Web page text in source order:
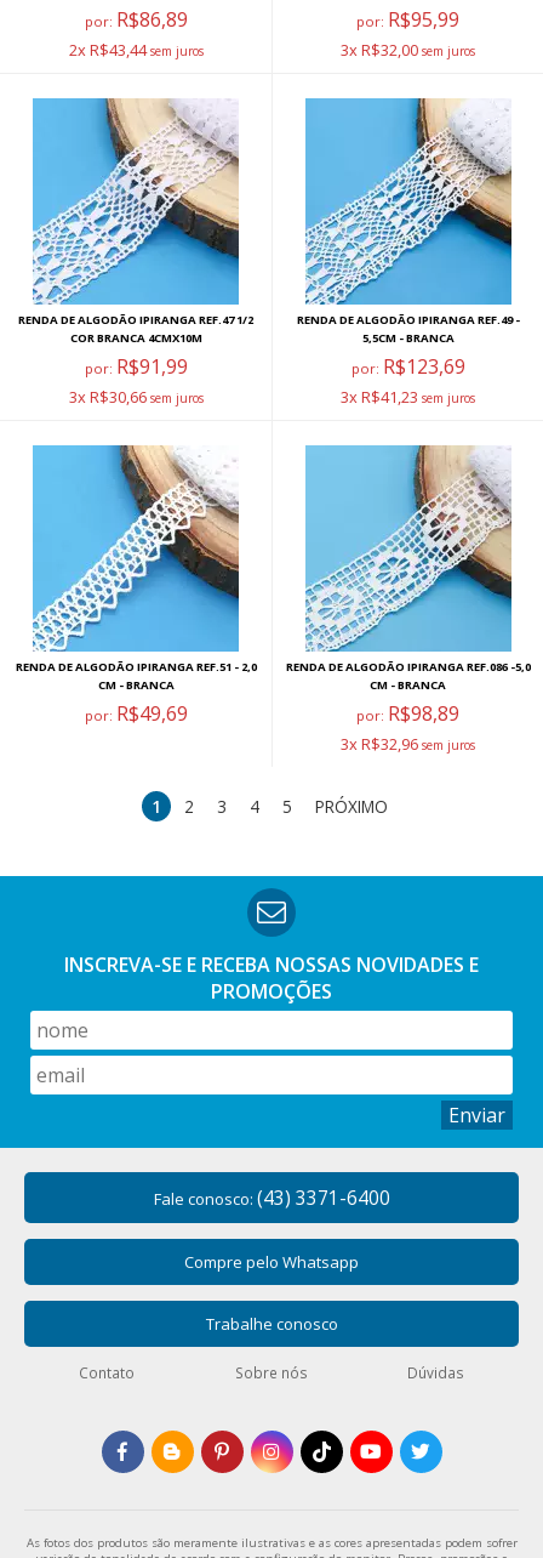
por: R$86,89
2x R$43,44
por: R$95,99
3x R$32,00
RENDA DE ALGODÃO IPIRANGA REF.47 1/2
COR BRANCA 4CMX10M
por: R$91,99
3x R$30,66
RENDA DE ALGODÃO IPIRANGA REF.49 -
5,5CM - BRANCA
por: R$123,69
3x R$41,23
RENDA DE ALGODÃO IPIRANGA REF.51 - 2,0
CM - BRANCA
por: R$49,69
RENDA DE ALGODÃO IPIRANGA REF.086 -5,0
CM - BRANCA
por: R$98,89
3x R$32,96
1 2 3 4 5 PRÓXIMO
INSCREVA-SE E RECEBA NOSSAS NOVIDADES E
PROMOÇÕES
Enviar
Fale conosco: (43) 3371-6400
Compre pelo Whatsapp
Trabalhe conosco
Contato Sobre nós Dúvidas
As fotos dos produtos são meramente ilustrativas e as cores apresentadas podem sofrer